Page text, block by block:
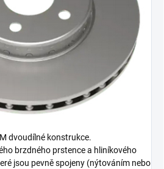
dvoudílné konstrukce.
brzdného prstence a hliníkového
jsou pevně spojeny (nýtováním nebo